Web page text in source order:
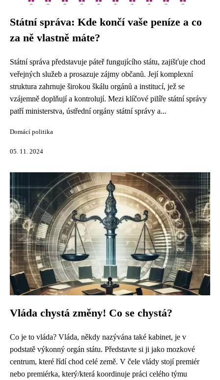
Státní správa: Kde končí vaše peníze a co
za ně vlastně máte?
Státní správa představuje páteř fungujícího státu, zajišťuje chod
veřejných služeb a prosazuje zájmy občanů. Její komplexní
struktura zahrnuje širokou škálu orgánů a institucí, jež se
vzájemně doplňují a kontrolují. Mezi klíčové pilíře státní správy
patří ministerstva, ústřední orgány státní správy a...
Domácí politika
05. 11. 2024
Vláda chystá změny! Co se chystá?
Co je to vláda? Vláda, někdy nazývána také kabinet, je v
podstatě výkonný orgán státu. Představte si ji jako mozkové
centrum, které řídí chod celé země. V čele vlády stojí premiér
nebo premiérka, který/která koordinuje práci celého týmu